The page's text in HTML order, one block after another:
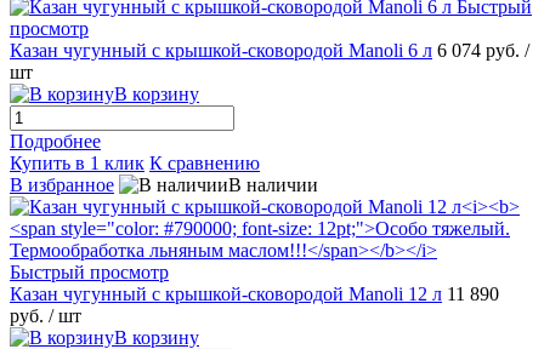
Быстрый
просмотр
Казан чугунный с крышкой-сковородой Manoli 6 л 6 074 руб. /
шт
В корзину
Подробнее
Купить в 1 клик К сравнению
В избранное
В наличии
Быстрый просмотр
Казан чугунный с крышкой-сковородой Manoli 12 л 11 890
руб. / шт
В корзину